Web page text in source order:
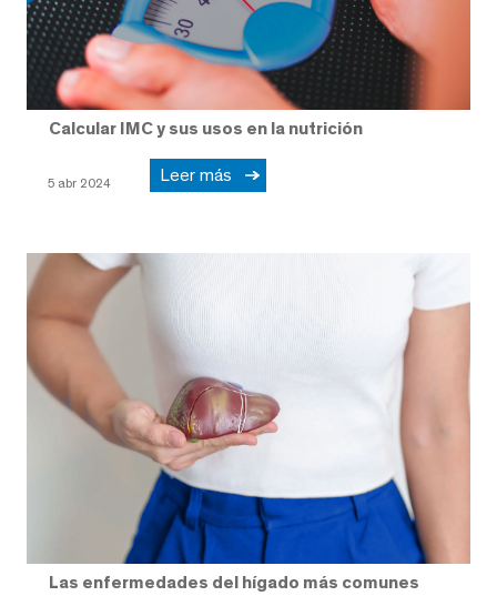
Calcular IMC y sus usos en la nutrición
5 abr 2024 Leer más
Las enfermedades del hígado más comunes